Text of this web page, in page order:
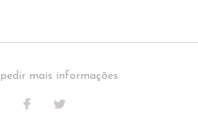
pedir mais informações